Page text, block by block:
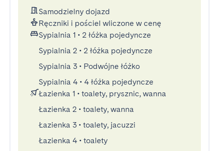
Samodzielny dojazd
Ręczniki i pościel wliczone w cenę
Sypialnia 1 • 2 łóżka pojedyncze
Sypialnia 2 • 2 łóżka pojedyncze
Sypialnia 3 • Podwójne łóżko
Sypialnia 4 • 4 łóżka pojedyncze
Łazienka 1 • toalety, prysznic, wanna
Łazienka 2 • toalety, wanna
Łazienka 3 • toalety, jacuzzi
Łazienka 4 • toalety